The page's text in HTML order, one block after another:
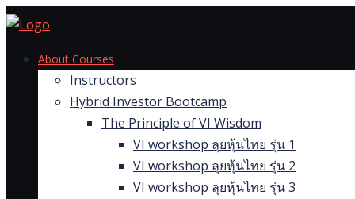
Skip
contentAbout Courses
Instructors
Hybrid Investor Bootcamp
The Principle of VI Wisdom
VI workshop ลุยหุ้นไทย รุ่น 1
VI workshop ลุยหุ้นไทย รุ่น 2
VI workshop ลุยหุ้นไทย รุ่น 3